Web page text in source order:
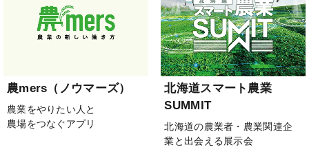
農mers（ノウマーズ）
農業をやりたい人と
農場をつなぐアプリ
北海道スマート農業
SUMMIT
北海道の農業者・農業関連企
業と出会える展示会